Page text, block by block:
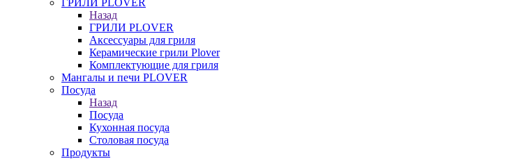
ГРИЛИ PLOVER
Назад
ГРИЛИ PLOVER
Аксессуары для гриля
Керамические грили Plover
Комплектующие для гриля
Мангалы и печи PLOVER
Посуда
Назад
Посуда
Кухонная посуда
Столовая посуда
Продукты